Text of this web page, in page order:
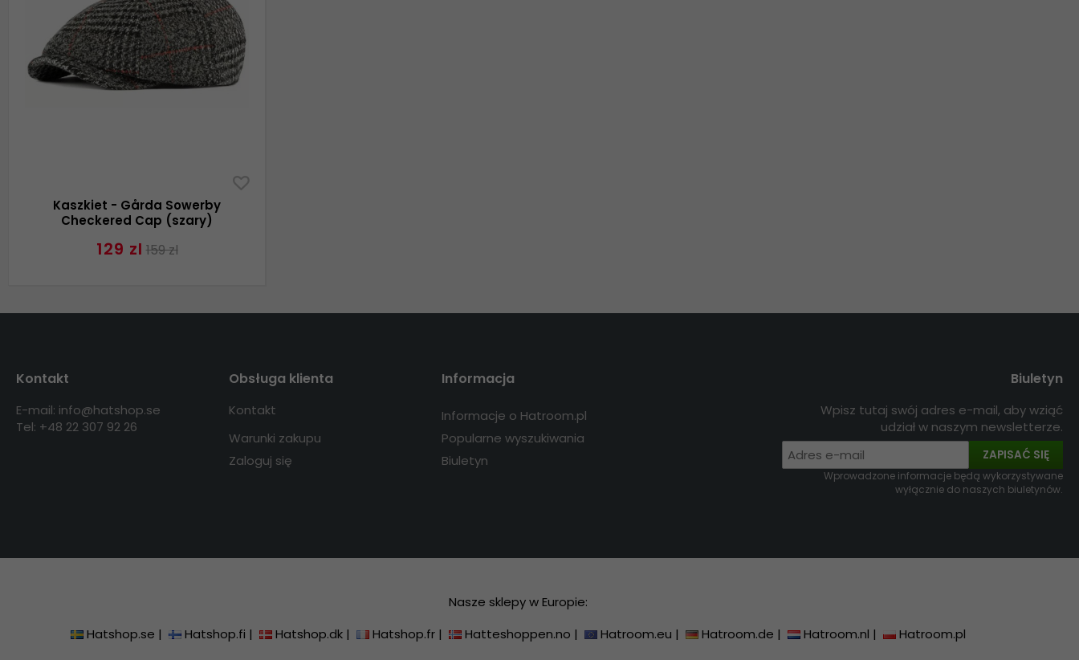
Kaszkiet - Gårda Sowerby
Checkered Cap (szary)
129 zl 159 zl
Kontakt
E-mail: info@hatshop.se
Tel: +48 22 307 92 26
Obsługa klienta
Kontakt
Warunki zakupu
Zaloguj się
Informacja
Informacje o Hatroom.pl
Popularne wyszukiwania
Biuletyn
Biuletyn
Wpisz tutaj swój adres e-mail, aby wziąć
udział w naszym newsletterze.
ZAPISAĆ SIĘ
Wprowadzone informacje będą wykorzystywane
wyłącznie do naszych biuletynów.
Nasze sklepy w Europie:
Hatshop.se | Hatshop.fi | Hatshop.dk | Hatshop.fr | Hatteshoppen.no | Hatroom.eu | Hatroom.de | Hatroom.nl | Hatroom.pl